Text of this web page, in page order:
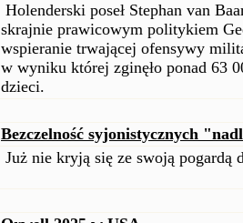
Holenderski poseł Stephan van
skrajnie prawicowym politykiem
wspieranie trwającej ofensywy
w wyniku której zginęło ponad 63
dzieci.
Bezczelność syjonistycznych
Już nie kryją się ze swoją pogardą